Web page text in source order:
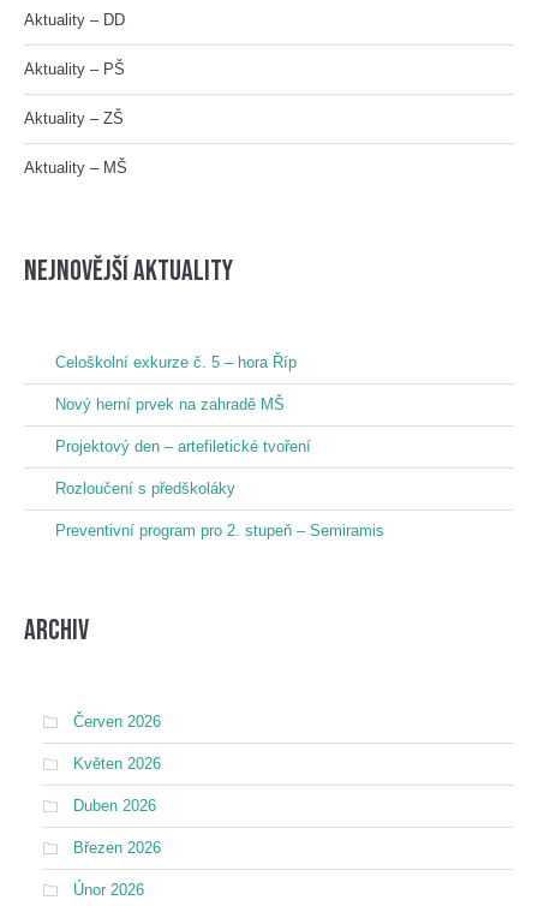
Aktuality – DD
Aktuality – PŠ
Aktuality – ZŠ
Aktuality – MŠ
nejnovější aktuality
Celoškolní exkurze č. 5 – hora Říp
Nový herní prvek na zahradě MŠ
Projektový den – artefiletické tvoření
Rozloučení s předškoláky
Preventivní program pro 2. stupeň – Semiramis
Archiv
Červen 2026
Květen 2026
Duben 2026
Březen 2026
Únor 2026